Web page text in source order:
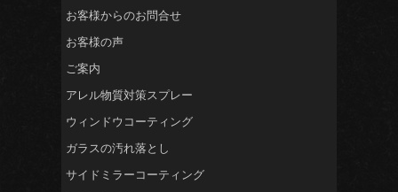
お客様からのお問合せ
お客様の声
ご案内
アレル物質対策スプレー
ウィンドウコーティング
ガラスの汚れ落とし
サイドミラーコーティング